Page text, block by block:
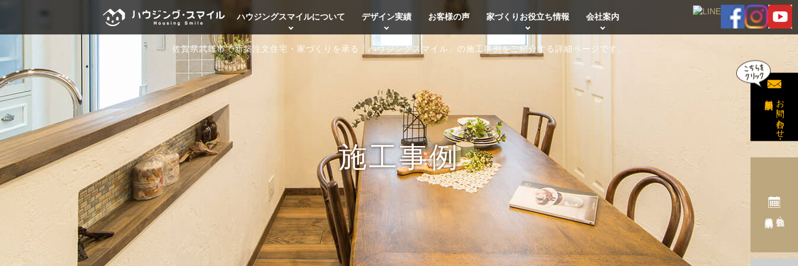
佐賀県武雄市で新築注文住宅・家づくりを承る「ハウジングスマイル」の施工事例をご紹介する詳細ページです。
施工事例
ハウジングスマイルについて デザイン実績 お客様の声 家づくりお役立ち情報 会社案内
お問い合わせ・